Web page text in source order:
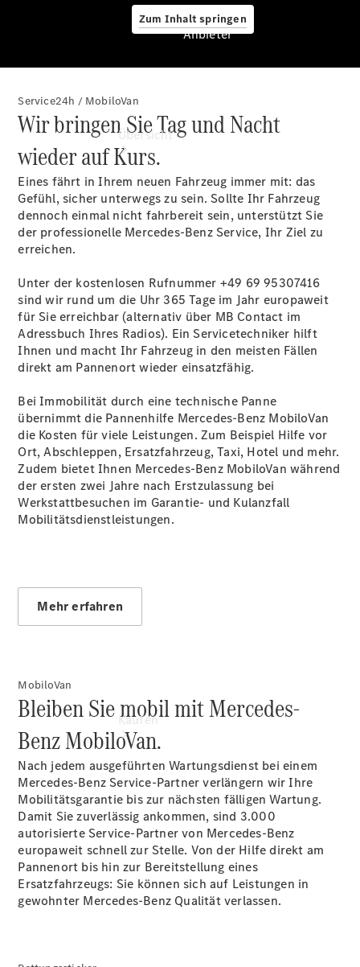
Zum Inhalt springen
Anbieter
Übersicht
Modellübersicht
Servicetermin
buchen
Probefahrt
vereinbaren
Konfigurator
Probefahrt
vereinbaren
Ansprechpartner
finden
Beratung
vereinbaren
Servicetermin
vereinbaren
Kaufen
Übersicht
Neuwagenangebote
Anbieter
Service24h / MobiloVan
Wir bringen Sie Tag und Nacht
wieder auf Kurs.
Eines fährt in Ihrem neuen Fahrzeug immer mit: das
Gefühl, sicher unterwegs zu sein. Sollte Ihr Fahrzeug
dennoch einmal nicht fahrbereit sein, unterstützt Sie
der professionelle Mercedes-Benz Service, Ihr Ziel zu
erreichen.
Unter der kostenlosen Rufnummer +49 6995307416
sind wir rund um die Uhr 365 Tage im Jahr europaweit
für Sie erreichbar (alternativ über MB Contact im
Adressbuch Ihres Radios). Ein Servicetechniker hilft
Ihnen und macht Ihr Fahrzeug in den meisten Fällen
direkt am Pannenort wieder einsatzfähig.
Bei Immobilität durch eine technische Panne
übernimmt die Pannenhilfe Mercedes-Benz MobiloVan
die Kosten für viele Leistungen. Zum Beispiel Hilfe vor
Ort, Abschleppen, Ersatzfahrzeug, Taxi, Hotel und mehr.
Zudem bietet Ihnen Mercedes-Benz MobiloVan während
der ersten zwei Jahre nach Erstzulassung bei
Werkstattbesuchen im Garantie- und Kulanzfall
Mobilitätsdienstleistungen.
Mehr erfahren
MobiloVan
Bleiben Sie mobil mit Mercedes-
Benz MobiloVan.
Nach jedem ausgeführten Wartungsdienst bei einem
Mercedes-Benz Service-Partner verlängern wir Ihre
Mobilitätsgarantie bis zur nächsten fälligen Wartung.
Damit Sie zuverlässig ankommen, sind 3.000
autorisierte Service-Partner von Mercedes-Benz
europaweit schnell zur Stelle. Von der Hilfe direkt am
Pannenort bis hin zur Bereitstellung eines
Ersatzfahrzeugs: Sie können sich auf Leistungen in
gewohnter Mercedes-Benz Qualität verlassen.